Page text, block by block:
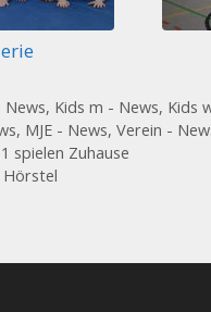
News, Kids m - News, Kids
, MJE - News, Verein -
spielen Zuhause
Hörstel